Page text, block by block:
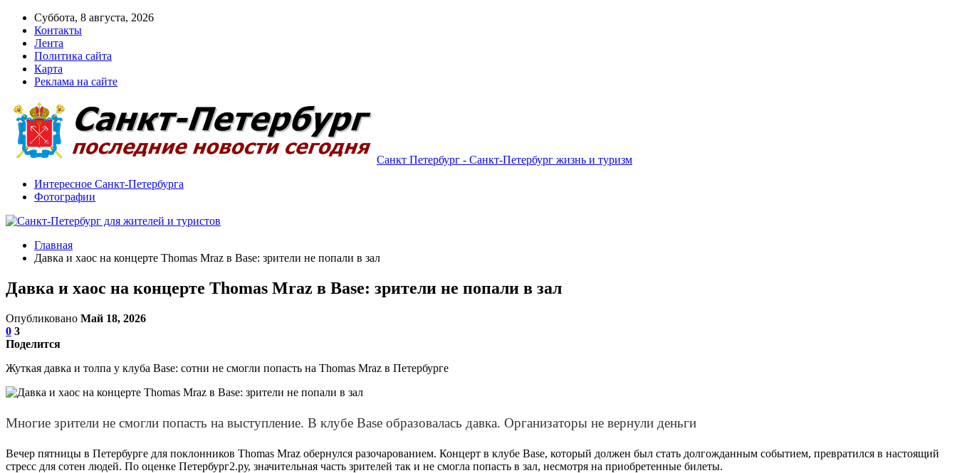
Суббота, 8 августа, 2026
Контакты
Лента
Политика сайта
Карта
Реклама на сайте
Санкт Петербург - Санкт-Петербург жизнь и туризм
Интересное Санкт-Петербурга
Фотографии
Главная
Давка и хаос на концерте Thomas Mraz в Base: зрители не попали в зал
Давка и хаос на концерте Thomas Mraz в Base: зрители не попали в зал
Опубликовано Май 18, 2026
0 3
Поделится
Жуткая давка и толпа у клуба Base: сотни не смогли попасть на Thomas Mraz в Петербурге
Многие зрители не смогли попасть на выступление. В клубе Base образовалась давка. Организаторы не вернули деньги
Вечер пятницы в Петербурге для поклонников Thomas Mraz обернулся разочарованием. Концерт в клубе Base, который должен был стать долгожданным событием, превратился в настоящий
стресс для сотен людей. По оценке Петербург2.ру, значительная часть зрителей так и не смогла попасть в зал, несмотря на приобретенные билеты.